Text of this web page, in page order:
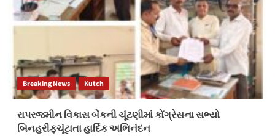
Breaking News Kutch
રાપરજમીન વિકાસ બેંકની ચૂંટણીમાં કોંગ્રેસના સભ્યો
બિનહરીફચૂંટાતા હાર્દિક અભિનંદન